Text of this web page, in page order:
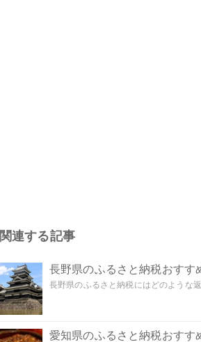
関連する記事
長野県のふるさと納税おすす
長野県のふるさと納税にはどのような
愛知県のふるさと納税おすす